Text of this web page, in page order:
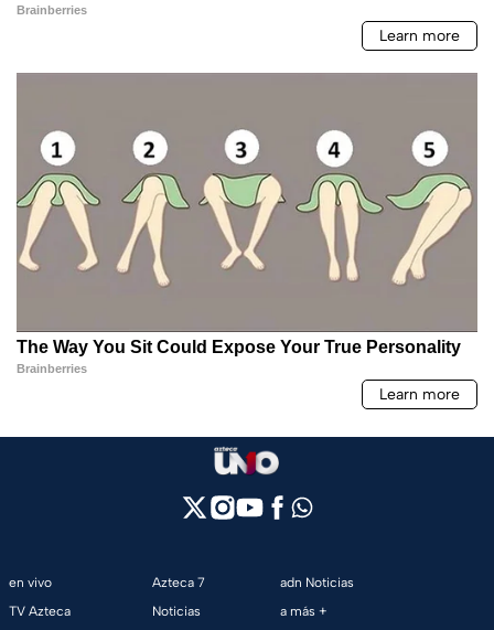
en vivo
TV Azteca
Azteca 7
Noticias
adn Noticias
a más +